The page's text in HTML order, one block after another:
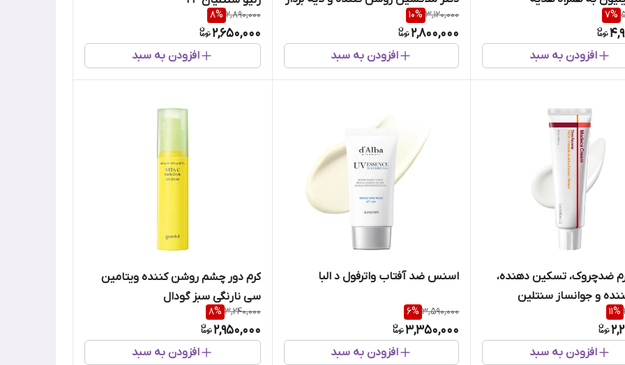
7%
افزودن به سبد
ملایم
3,120,000
10%
2,800,000
افزودن به سبد
2,890,000
8%
2,650,000
افزودن به سبد
ضدچروک، تسکین دهنده،
و جوانساز سنتلین
11%
افزودن به سبد
اسنس ضد آفتاب واترفول د البا
3,590,000
6%
3,350,000
افزودن به سبد
کرم دور چشم روشن کننده ویتامین
سی نارنگی سبز گودال
3,240,000
8%
2,950,000
افزودن به سبد